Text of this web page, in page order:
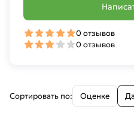
Сортировать по: Оценке
0 отзывов
0 отзывов